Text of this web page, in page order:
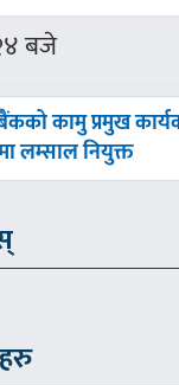
बजे
कामु प्रमुख
लम्साल नियुक्त